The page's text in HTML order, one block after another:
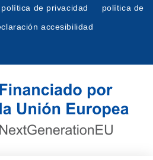
política de privacidad
política de
accesibilidad